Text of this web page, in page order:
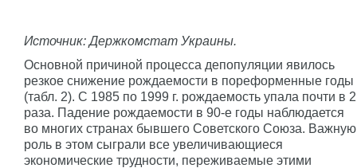
Источник: Держкомстат Украины.
Основной причиной процесса депопуляции явилось
резкое снижение рождаемости в пореформенные годы
(табл. 2). С 1985 по 1999 г. рождаемость упала почти в 2
раза. Падение рождаемости в 90-е годы наблюдается
во многих странах бывшего Советского Союза. Важную
роль в этом сыграли все увеличивающиеся
экономические трудности, переживаемые этими